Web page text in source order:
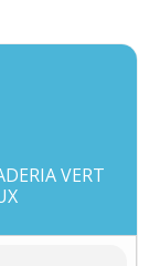
VERT